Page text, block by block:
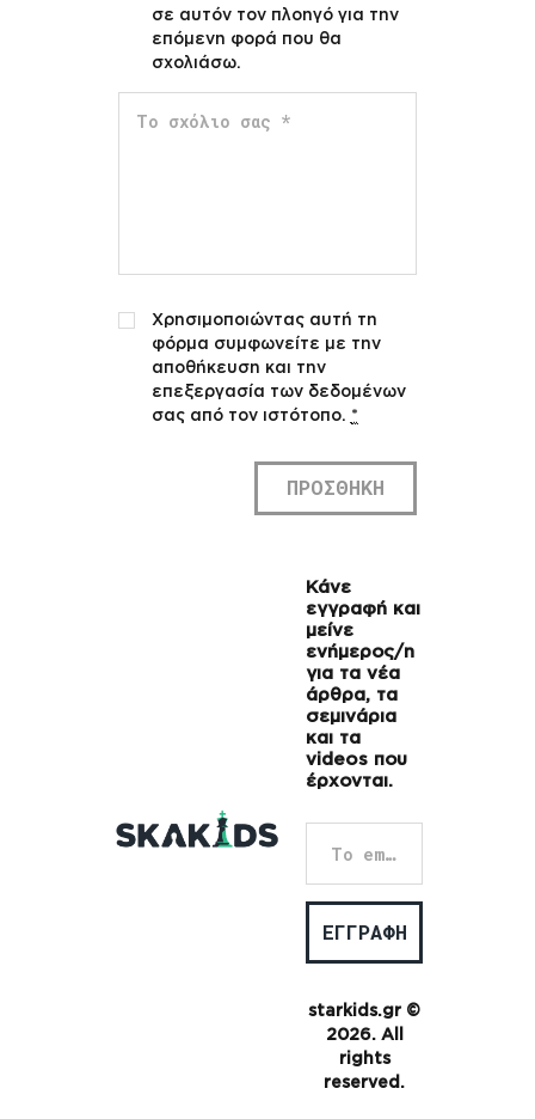
σε αυτόν τον πλοηγό για την
επόμενη φορά που θα
σχολιάσω.
Χρησιμοποιώντας αυτή τη
φόρμα συμφωνείτε με την
αποθήκευση και την
επεξεργασία των δεδομένων
σας από τον ιστότοπο. *
Κάνε
εγγραφή και
μείνε
ενήμερος/η
για τα νέα
άρθρα, τα
σεμινάρια
και τα
videos που
έρχονται.
starkids.gr ©
2026. All
rights
reserved.